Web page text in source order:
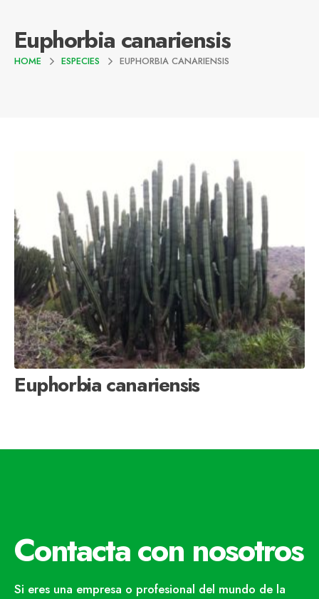
Euphorbia canariensis
HOME ESPECIES EUPHORBIA CANARIENSIS
Euphorbia canariensis
Contacta con nosotros
Si eres una empresa o profesional del mundo de la